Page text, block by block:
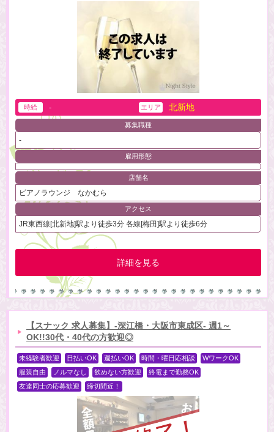
時給 - エリア 北新地
募集職種
-
雇用形態
店舗名
ピアノラウンジ なかむら
アクセス
JR東西線[北新地]駅より徒歩3分 各線[梅田]駅より徒歩6分
詳細を見る
【スナック 求人募集】-深江橋・大阪市東成区- 週1～
OK!!30代・40代の方歓迎◎
未経験者歓迎 日払いOK 週払いOK 時間・曜日応相談
WワークOK
服装自由
ノルマなし 飲めない方歓迎
終電まで勤務OK
友達同士の応募歓迎
締切間近！